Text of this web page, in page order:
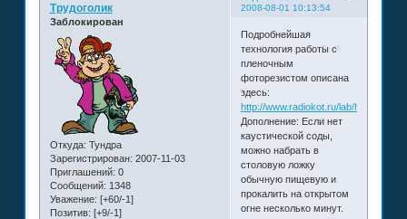
2008-08-01 10:13:54
Трудоголик
Заблокирован
Откуда: Тундра
Зарегистрирован: 2007-11-03
Приглашений: 0
Сообщений: 1348
Уважение: [+60/-1]
Позитив: [+9/-1]
Подробнейшая
технология работы с
пленочным
фоторезистом описана
здесь:
http://www.radiokot.ru/lab/hardwork/
Дополнение: Если нет
каустической соды,
можно набрать в
столовую ложку
обычную пищевую и
прокалить на открытом
огне несколько минут.